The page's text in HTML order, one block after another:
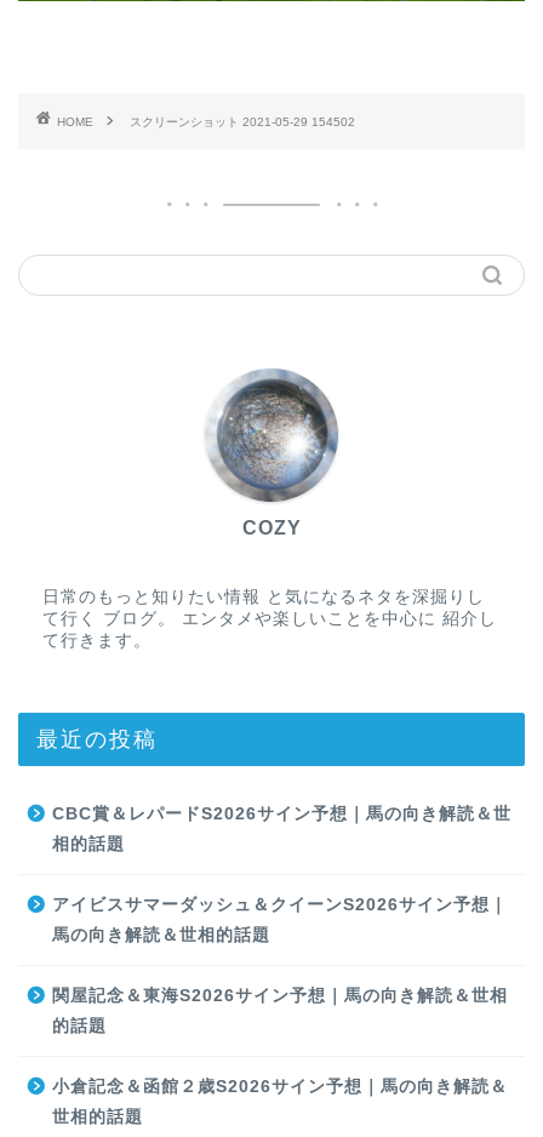
HOME スクリーンショット 2021-05-29 154502
COZY
日常のもっと知りたい情報 と気になるネタを深掘りし
て行く ブログ。 エンタメや楽しいことを中心に 紹介し
て行きます。
最近の投稿
CBC賞＆レパードS2026サイン予想｜馬の向き解読＆世
相的話題
アイビスサマーダッシュ＆クイーンS2026サイン予想｜
馬の向き解読＆世相的話題
関屋記念＆東海S2026サイン予想｜馬の向き解読＆世相
的話題
小倉記念＆函館２歳S2026サイン予想｜馬の向き解読＆
世相的話題